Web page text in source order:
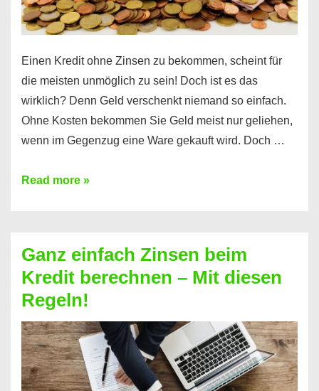
es
Einen Kredit ohne Zinsen zu bekommen, scheint für
die meisten unmöglich zu sein! Doch ist es das
wirklich? Denn Geld verschenkt niemand so einfach.
Ohne Kosten bekommen Sie Geld meist nur geliehen,
wenn im Gegenzug eine Ware gekauft wird. Doch …
Einen
bekommen?
So
ist
es
möglich!
Read more »
Ganz einfach Zinsen beim
Kredit berechnen – Mit diesen
Regeln!